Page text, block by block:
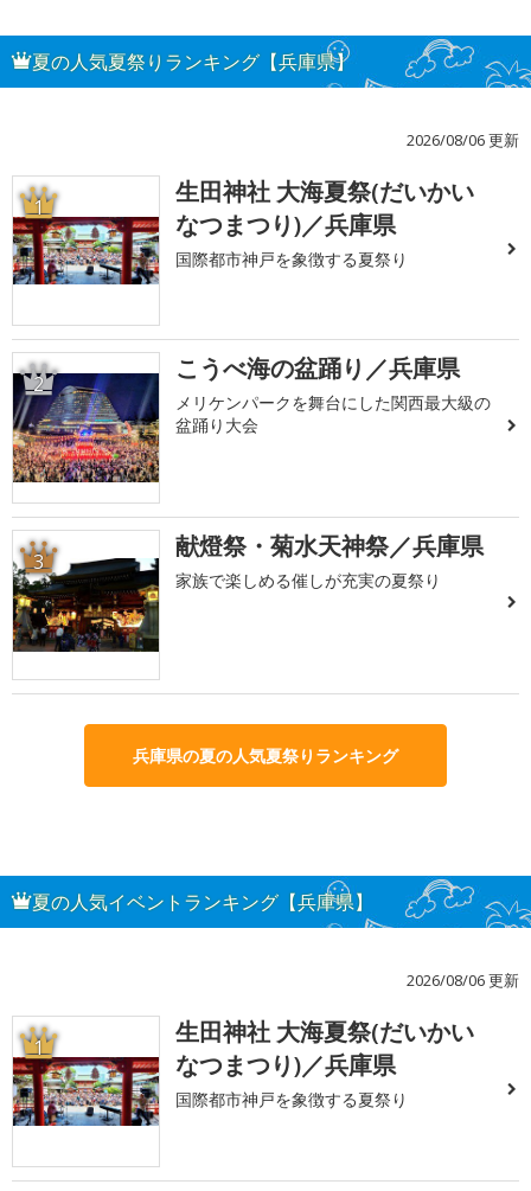
夏の人気夏祭りランキング【兵庫県】
2026/08/06 更新
1
生田神社 大海夏祭(だいかい
なつまつり)／兵庫県
国際都市神戸を象徴する夏祭り
2 こうべ海の盆踊り／兵庫県
メリケンパークを舞台にした関西最大級の
盆踊り大会
3 献燈祭・菊水天神祭／兵庫県
家族で楽しめる催しが充実の夏祭り
兵庫県の夏の人気夏祭りランキング
夏の人気イベントランキング【兵庫県】
2026/08/06 更新
1
生田神社 大海夏祭(だいかい
なつまつり)／兵庫県
国際都市神戸を象徴する夏祭り